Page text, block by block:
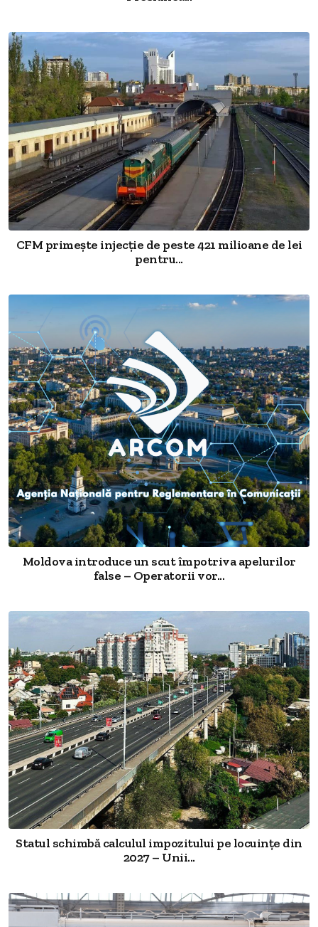
CFM primește injecție de peste 421 milioane de lei
pentru...
Moldova introduce un scut împotriva apelurilor
false – Operatorii vor...
Statul schimbă calculul impozitului pe locuințe din
2027 – Unii...